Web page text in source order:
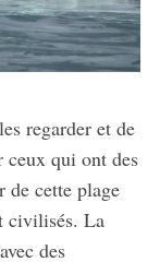
regarder et de
ceux qui ont des
de cette plage
civilisés. La
des